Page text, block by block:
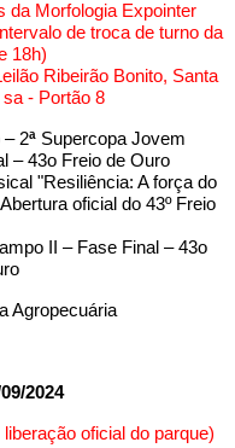
da Morfologia Expointer
de troca de turno da
18h)
Ribeirão Bonito, Santa
- Portão 8
– 2ªSupercopa Jovem
– 43o Freio de Ouro
"Resiliência: A força do
oficial do 43º Freio
II – Fase Final – 43o
Agropecuária
2024
oficial do parque)